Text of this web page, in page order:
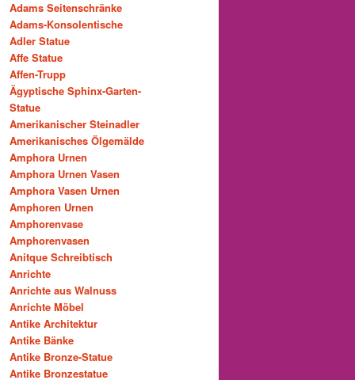
Adams Seitenschränke
Adams-Konsolentische
Adler Statue
Affe Statue
Affen-Trupp
Ägyptische Sphinx-Garten-
Statue
Amerikanischer Steinadler
Amerikanisches Ölgemälde
Amphora Urnen
Amphora Urnen Vasen
Amphora Vasen Urnen
Amphoren Urnen
Amphorenvase
Amphorenvasen
Anitque Schreibtisch
Anrichte
Anrichte aus Walnuss
Anrichte Möbel
Antike Architektur
Antike Bänke
Antike Bronze-Statue
Antike Bronzestatue